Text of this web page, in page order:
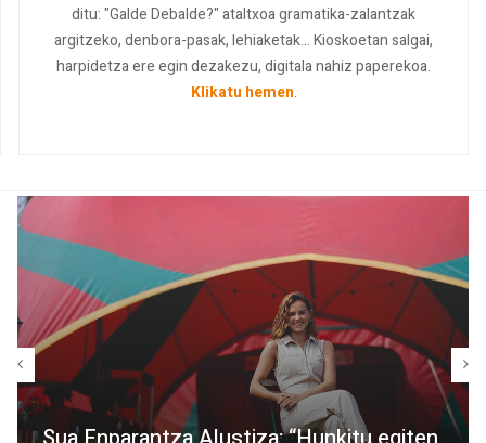
ditu: "Galde Debalde?" ataltxoa gramatika-zalantzak
argitzeko, denbora-pasak, lehiaketak... Kioskoetan salgai,
harpidetza ere egin dezakezu, digitala nahiz paperekoa.
Klikatu hemen.